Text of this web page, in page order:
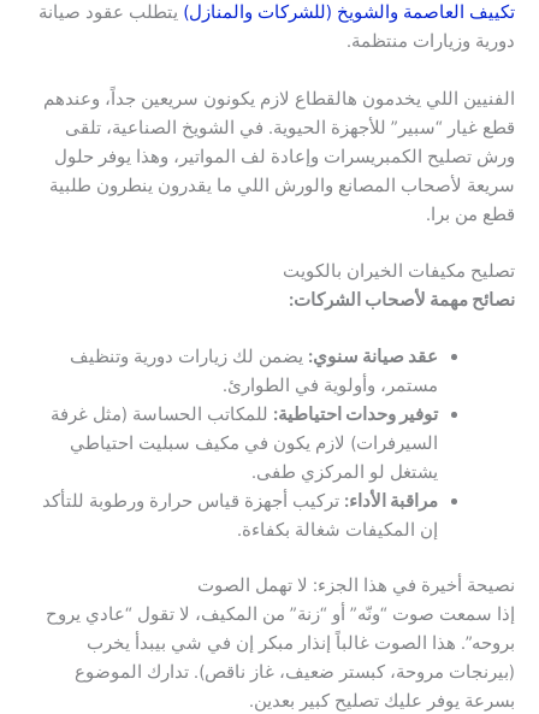
تكييف العاصمة والشويخ (للشركات والمنازل) يتطلب عقود صيانة
دورية وزيارات منتظمة.
الفنيين اللي يخدمون هالقطاع لازم يكونون سريعين جداً، وعندهم
قطع غيار “سبير” للأجهزة الحيوية. في الشويخ الصناعية، تلقى
ورش تصليح الكمبريسرات وإعادة لف المواتير، وهذا يوفر حلول
سريعة لأصحاب المصانع والورش اللي ما يقدرون ينطرون طلبية
قطع من برا.
تصليح مكيفات الخيران بالكويت
نصائح مهمة لأصحاب الشركات:
عقد صيانة سنوي: يضمن لك زيارات دورية وتنظيف
مستمر، وأولوية في الطوارئ.
توفير وحدات احتياطية: للمكاتب الحساسة (مثل غرفة
السيرفرات) لازم يكون في مكيف سبليت احتياطي
يشتغل لو المركزي طفى.
مراقبة الأداء: تركيب أجهزة قياس حرارة ورطوبة للتأكد
إن المكيفات شغالة بكفاءة.
نصيحة أخيرة في هذا الجزء: لا تهمل الصوت
إذا سمعت صوت “ونّه” أو “زنة” من المكيف، لا تقول “عادي يروح
بروحه”. هذا الصوت غالباً إنذار مبكر إن في شي بيبدأ يخرب
(بيرنجات مروحة، كبستر ضعيف، غاز ناقص). تدارك الموضوع
بسرعة يوفر عليك تصليح كبير بعدين.